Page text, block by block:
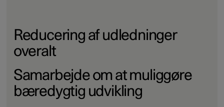
Reducering af udledninger
overalt
Samarbejde om at muliggøre
bæredygtig udvikling